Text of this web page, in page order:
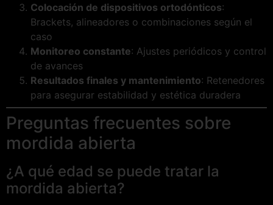
Colocación de dispositivos ortodónticos:
Brackets, alineadores o combinaciones según el
caso
Monitoreo constante: Ajustes periódicos y control
de avances
Resultados finales y mantenimiento: Retenedores
para asegurar estabilidad y estética duradera
Preguntas frecuentes sobre
mordida abierta
¿A qué edad se puede tratar la
mordida abierta?